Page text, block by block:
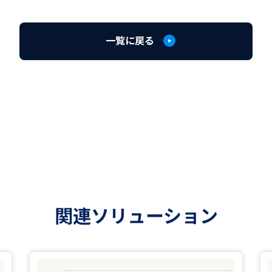
一覧に戻る
関連ソリューション